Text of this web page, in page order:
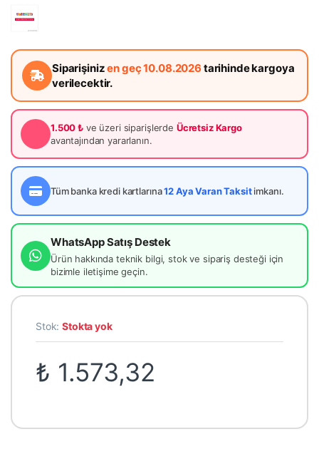
Siparişinizen geç 10.08.2026 tarihinde kargoya
verilecektir.
1.500 ₺ ve üzeri siparişlerde Ücretsiz Kargo
avantajından yararlanın.
Tüm banka kredi kartlarına12 Aya Varan Taksitimkanı.
WhatsApp Satış Destek
Ürün hakkında teknik bilgi, stok ve sipariş desteği için
bizimle iletişime geçin.
Stok:Stokta yok
₺ 1.573,32